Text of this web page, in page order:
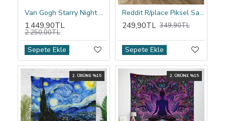
Van Gogh Starry Night Kapşonlu Battaniye
1.449,90TL
2.250,00TL
Sepete Ekle
Reddit R/place Piksel Sanatı Duvar Örtüsü
249,90TL 349,90TL
Sepete Ekle
2. ÜRÜNE %15 2. ÜRÜNE %15